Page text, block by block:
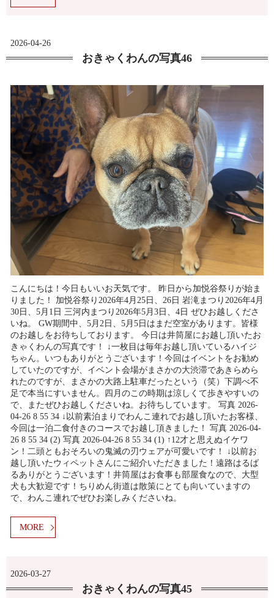
2026-04-26
おきゃくわんの写真46
こんにちは！今日もいいお天気です。 昨日から加悦谷祭りが始ま
りました！ 加悦谷祭り2026年4月25日、26日 岩滝まつり2026年4月
30日、5月1日 三河内まつり2026年5月3日、4日 ぜひお越しくださ
いね。 GW期間中、5月2日、5月5日はまだ空室があります。皆様
のお越しをお待ちしております。 今日は井筒屋にお越し頂いたお
きゃくわんの写真です！ ↓一枚目は毎年お越し頂いているハイジ
ちゃん。いつもありがとうございます！今回はイベントをお勧め
していたのですが、イベント会場がまさかの大渋滞であきらめら
れたのですが、まさかの大路上駐車だったという（笑）下調べ不
足で本当にすいません。四月のこの時期は涼しくて歩きやすいの
で、またぜひお越しくださいね。お待ちしています。 写真 2026-
04-26 8 55 34 ↓以前素泊まりでわんこ連れでお越し頂いたお客様、
今回は一泊二食付きのコースでお越し頂きました！ 写真 2026-04-
26 8 55 34 (2) 写真 2026-04-26 8 55 34 (1) ↑12才と思えぬイケワ
ン！二頭ともおそろいの鬼滅の刃ウェアが可愛いです！ ↓以前お
越し頂いたウィペットさんにご紹介いただきました！遠路はるば
るありがとうございます！井筒屋はお食事も部屋食なので、大型
犬も大歓迎です！ちりめん街道は散策にとても向いていますの
で、わんこ連れでぜひお楽しみくださいね。
MORE
2026-03-27
おきゃくわんの写真45